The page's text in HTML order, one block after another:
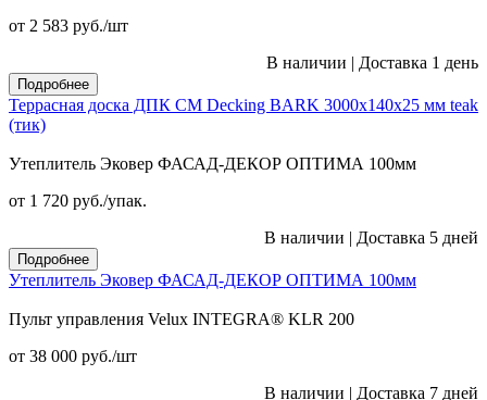
от 2 583 руб./шт
В наличии | Доставка 1 день
Подробнее
Террасная доска ДПК CM Decking BARK 3000х140х25 мм teak
(тик)
Утеплитель Эковер ФАСАД-ДЕКОР ОПТИМА 100мм
от 1 720 руб./упак.
В наличии | Доставка 5 дней
Подробнее
Утеплитель Эковер ФАСАД-ДЕКОР ОПТИМА 100мм
Пульт управления Velux INTEGRA® KLR 200
от 38 000 руб./шт
В наличии | Доставка 7 дней